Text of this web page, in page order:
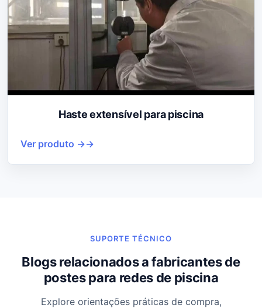
Haste extensível para piscina
Ver produto →
SUPORTE TÉCNICO
Blogs relacionados a fabricantes de
postes para redes de piscina
Explore orientações práticas de compra,